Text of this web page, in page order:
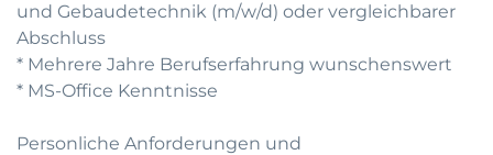
und Gebaudetechnik (m/w/d) oder vergleichbarer
Abschluss
* Mehrere Jahre Berufserfahrung wunschenswert
* MS-Office Kenntnisse
Personliche Anforderungen und